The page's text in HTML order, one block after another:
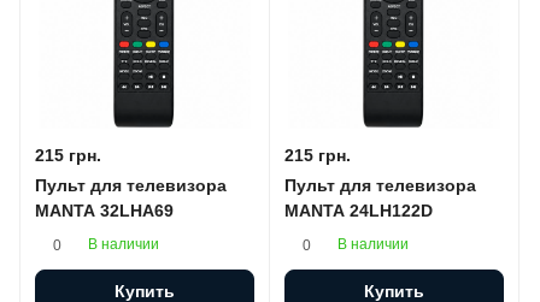
215 грн.
Пульт для телевизора
MANTA 32LHA69
0 В наличии
Купить
215 грн.
Пульт для телевизора
MANTA 24LH122D
0 В наличии
Купить